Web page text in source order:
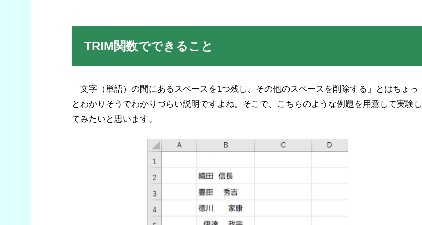
TRIM関数でできること
「文字（単語）の間にあるスペースを1つ残し、その他のスペースを削除する」とはちょっ
とわかりそうでわかりづらい説明ですよね。そこで、こちらのような例題を用意して実験し
てみたいと思います。